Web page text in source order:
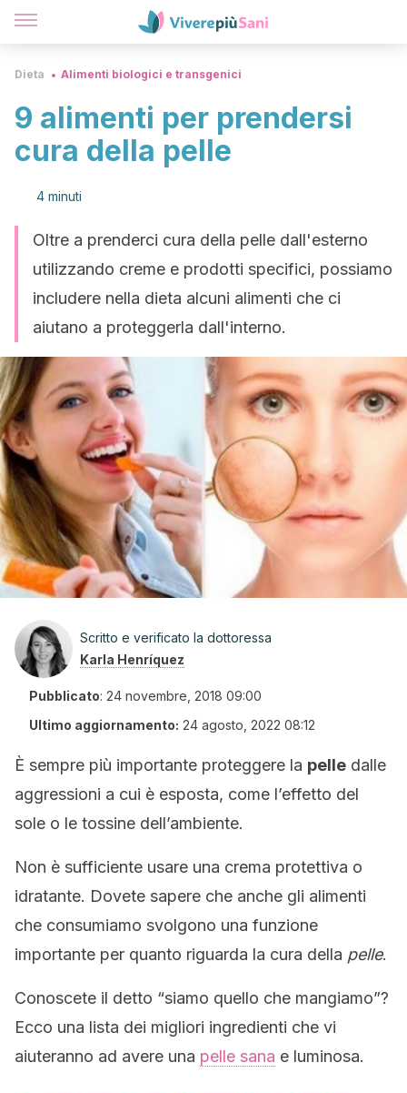
Dieta Alimenti biologici e transgenici
9 alimenti per prendersi
cura della pelle
4 minuti
Oltre a prenderci cura della pelle dall'esterno
utilizzando creme e prodotti specifici, possiamo
includere nella dieta alcuni alimenti che ci
aiutano a proteggerla dall'interno.
Scritto e verificato la dottoressa
Karla Henríquez
Pubblicato: 24 novembre, 2018 09:00
Ultimo aggiornamento: 24 agosto, 2022 08:12
È sempre più importante proteggere la pelle dalle
aggressioni a cui è esposta, come l’effetto del
sole o le tossine dell’ambiente.
Non è sufficiente usare una crema protettiva o
idratante. Dovete sapere che anche gli alimenti
che consumiamo svolgono una funzione
importante per quanto riguarda la cura della pelle.
Conoscete il detto “siamo quello che mangiamo”?
Ecco una lista dei migliori ingredienti che vi
aiuteranno ad avere una pelle sana e luminosa.